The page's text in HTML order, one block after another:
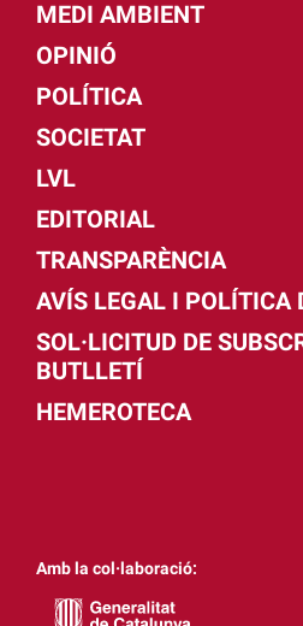
MEDI AMBIENT
OPINIÓ
POLÍTICA
SOCIETAT
LVL
EDITORIAL
TRANSPARÈNCIA
AVÍS LEGAL I POLÍTICA
SOL·LICITUD DE
BUTLLETÍ
HEMEROTECA
Amb la col·laboració: